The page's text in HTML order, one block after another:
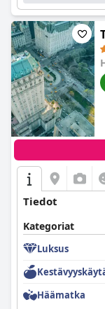
Tiedot
Kategoriat
Luksus
Häämatka